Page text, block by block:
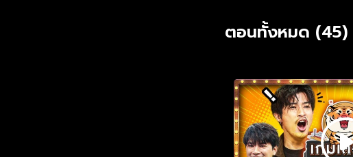
ตอนทั้งหมด (45)